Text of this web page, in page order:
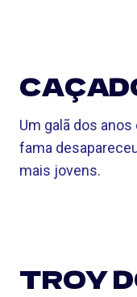
Um galã dos
fama
mais jovens.
TROY